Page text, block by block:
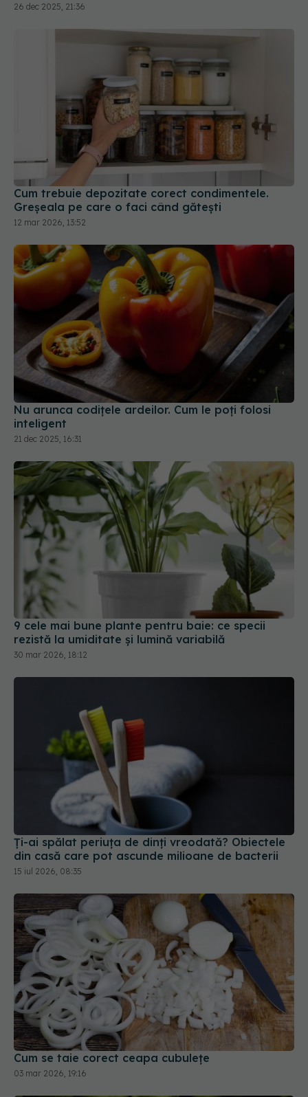
26 dec 2025, 21:36
Cum trebuie depozitate corect condimentele.
Greșeala pe care o faci când gătești
12 mar 2026, 13:52
Nu arunca codițele ardeilor. Cum le poți folosi
inteligent
21 dec 2025, 16:31
9 cele mai bune plante pentru baie: ce specii
rezistă la umiditate și lumină variabilă
30 mar 2026, 18:12
Ți-ai spălat periuța de dinți vreodată? Obiectele
din casă care pot ascunde milioane de bacterii
15 iul 2026, 08:35
Cum se taie corect ceapa cubulețe
03 mar 2026, 19:16